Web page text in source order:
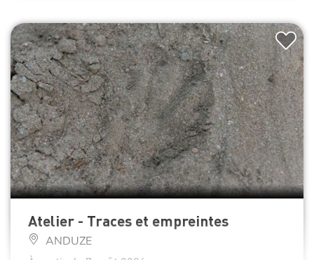
Atelier - Traces et empreintes
ANDUZE